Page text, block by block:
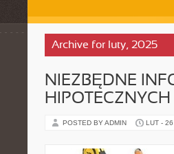
Archive for luty, 2025
NIEZBĘDNE
HIPOTECZNYCH
POSTED BY ADMIN LUT -